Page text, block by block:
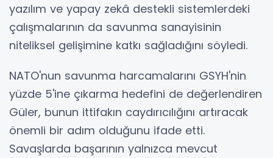
yazılım ve yapay zekâ destekli sistemlerdeki
çalışmalarının da savunma sanayisinin
niteliksel gelişimine katkı sağladığını söyledi.
NATO'nun savunma harcamalarını GSYH'nin
yüzde 5'ine çıkarma hedefini de değerlendiren
Güler, bunun ittifakın caydırıcılığını artıracak
önemli bir adım olduğunu ifade etti.
Savaşlarda başarının yalnızca mevcut